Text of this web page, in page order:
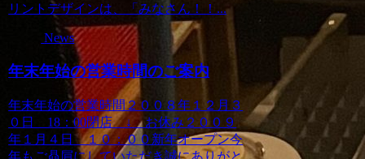
リントデザインは、「みなさん！！...
News
年末年始の営業時間のご案内
年末年始の営業時間２００８年１２月３
０日 18：00閉店 ↓ お休み２００９
年１月４日 １０：００新年オープン今
年もご贔屓にしていただき誠にありがと